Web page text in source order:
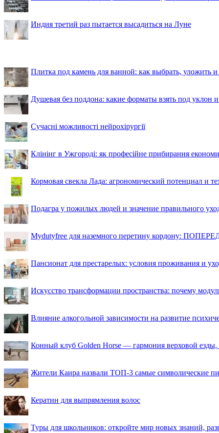
Индия третий раз пытается высадиться на Луне
Плитка под камень для ванной: как выбрать, уложить
Душевая без поддона: какие форматы взять под уклон
Сучасні можливості нейрохірургії
Клінінг в Ужгороді: як професійне прибирання
Кормовая свекла Лада: агрономический потенциал и
Подагра у пожилых людей и значение правильного
Mydutyfree для наземного перетину кордону:
Пансионат для престарелых: условия проживания и
Искусство трансформации пространства: почему
Влияние алкогольной зависимости на развитие
Конный клуб Golden Horse — гармония верховой езды,
Жители Каира назвали ТОП-3 самые символические
Кератин для выпрямления волос
Туры для школьников: откройте мир новых знаний,